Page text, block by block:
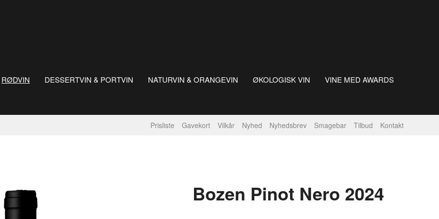
RØDVIN DESSERTVIN & PORTVIN NATURVIN & ORANGEVIN ØKOLOGISK VIN VINE MED AWARDS
Prisliste Gavekort Vilkår Nyhed Nyhedsbrev Smagebar Tilbud Kontakt
Bozen Pinot Nero 2024